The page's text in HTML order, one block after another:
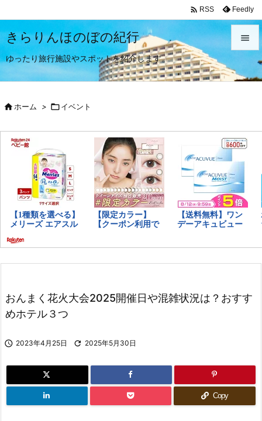
きらりんほのぼの紀行
ゆったり旅行施設やスポットを紹介します。

メニュ
前へ
次へ

検索
 RSS Feedly
ホーム > イベント
おんまく花火大会2025開催日や混雑状況は？おすす
めホテル３つ
 2023年4月25日  2025年5月30日
Copy